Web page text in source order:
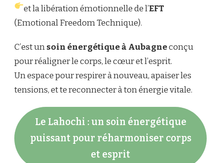
et la libération émotionnelle de l’EFT
(Emotional Freedom Technique).
C’est unsoin énergétique à Aubagneconçu
pour réaligner le corps, le cœur et l’esprit.
Un espace pour respirer à nouveau, apaiser les
tensions, et te reconnecter à ton énergie vitale.
Le Lahochi : un soin énergétique
puissant pour réharmoniser corps
et esprit